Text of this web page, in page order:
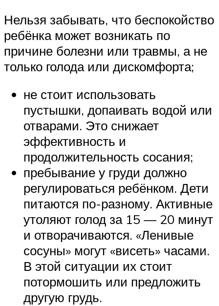
Нельзя забывать, что беспокойство
ребёнка может возникать по
причине болезни или травмы, а не
только голода или дискомфорта;
не стоит использовать
пустышки, допаивать водой или
отварами. Это снижает
эффективность и
продолжительность сосания;
пребывание у груди должно
регулироваться ребёнком. Дети
питаются по-разному. Активные
утоляют голод за 15 — 20 минут
и отворачиваются. «Ленивые
сосуны» могут «висеть» часами.
В этой ситуации их стоит
потормошить или предложить
другую грудь.